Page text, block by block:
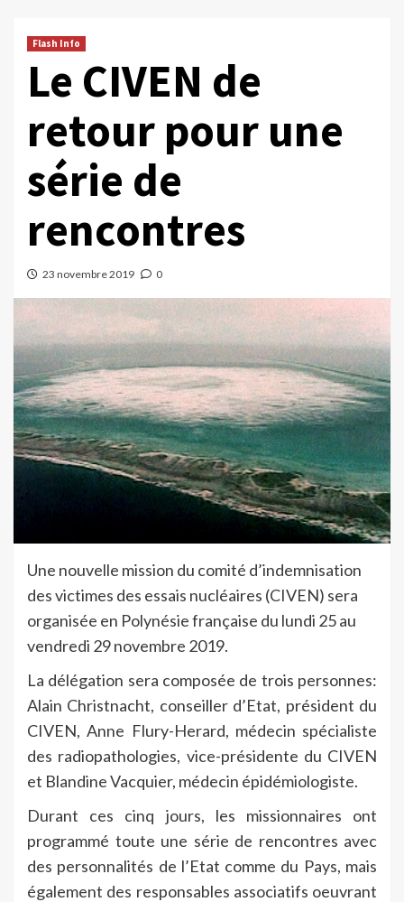
Flash Info
Le CIVEN de
retour pour une
série de
rencontres
23 novembre 2019 0
Une nouvelle mission du comité d’indemnisation
des victimes des essais nucléaires (CIVEN) sera
organisée en Polynésie française du lundi 25 au
vendredi 29 novembre 2019.
La délégation sera composée de trois personnes:
Alain Christnacht, conseiller d’Etat, président du
CIVEN, Anne Flury-Herard, médecin spécialiste
des radiopathologies, vice-présidente du CIVEN
et Blandine Vacquier, médecin épidémiologiste.
Durant ces cinq jours, les missionnaires ont
programmé toute une série de rencontres avec
des personnalités de l’Etat comme du Pays, mais
également des responsables associatifs oeuvrant